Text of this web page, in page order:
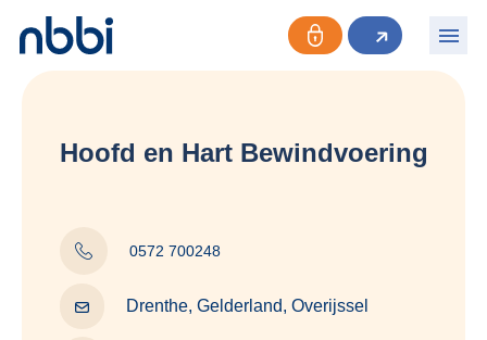
Hoofd en Hart Bewindvoering
0572 700248
Drenthe, Gelderland, Overijssel